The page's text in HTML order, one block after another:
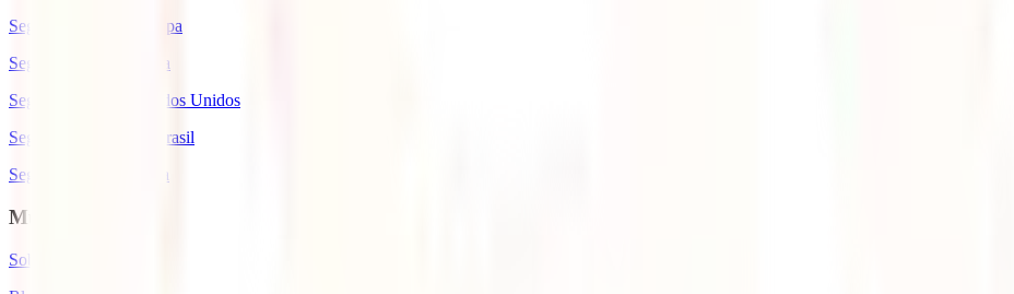
Seguro de viaje a Europa
Seguro de viaje a Suiza
Seguro de viaje a Estados Unidos
Seguro de viaje para Brasil
Seguro de viaje a Cuba
Mundo IATI
Sobre nosotros